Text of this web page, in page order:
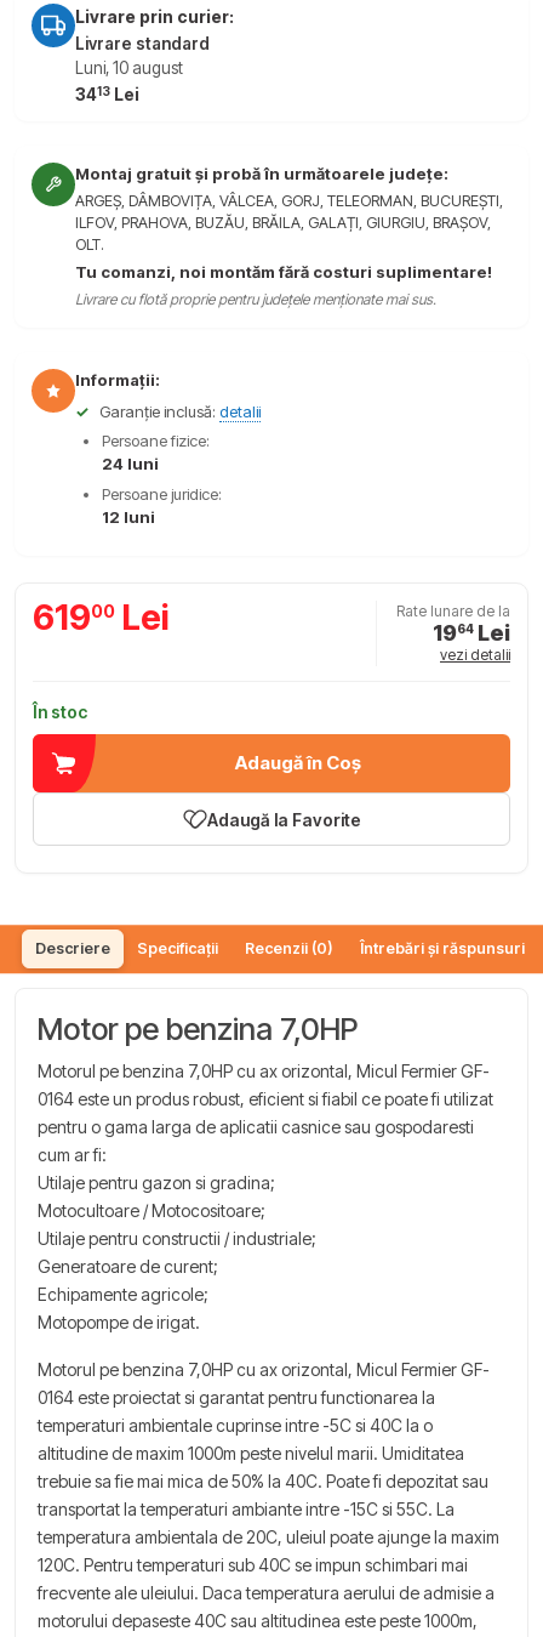
Livrare prin curier:
Livrare standard
Luni, 10 august
3413 Lei
Montaj gratuit și probă în următoarele județe:
ARGEȘ, DÂMBOVIȚA, VÂLCEA, GORJ, TELEORMAN, BUCUREȘTI,
ILFOV, PRAHOVA, BUZĂU, BRĂILA, GALAȚI, GIURGIU, BRAȘOV,
OLT.
Tu comanzi, noi montăm fără costuri suplimentare!
Livrare cu flotă proprie pentru județele menționate mai sus.
Informații:
✓
Garanție inclusă: detalii
Persoane fizice:
24 luni
Persoane juridice:
12 luni
61900 Lei Rate lunare de la
1964 Lei
vezi detalii
În stoc
Adaugă în Coș
Adaugă la Favorite
Descriere Specificații Recenzii (0) Întrebări și răspunsuri
Motor pe benzina 7,0HP
Motorul pe benzina 7,0HP cu ax orizontal, Micul Fermier GF-
0164 este un produs robust, eficient si fiabil ce poate fi utilizat
pentru o gama larga de aplicatii casnice sau gospodaresti
cum ar fi:
Utilaje pentru gazon si gradina;
Motocultoare / Motocositoare;
Utilaje pentru constructii / industriale;
Generatoare de curent;
Echipamente agricole;
Motopompe de irigat.
Motorul pe benzina 7,0HP cu ax orizontal, Micul Fermier GF-
0164 este proiectat si garantat pentru functionarea la
temperaturi ambientale cuprinse intre -5C si 40C la o
altitudine de maxim 1000m peste nivelul marii. Umiditatea
trebuie sa fie mai mica de 50% la 40C. Poate fi depozitat sau
transportat la temperaturi ambiante intre -15C si 55C. La
temperatura ambientala de 20C, uleiul poate ajunge la maxim
120C. Pentru temperaturi sub 40C se impun schimbari mai
frecvente ale uleiului. Daca temperatura aerului de admisie a
motorului depaseste 40C sau altitudinea este peste 1000m,